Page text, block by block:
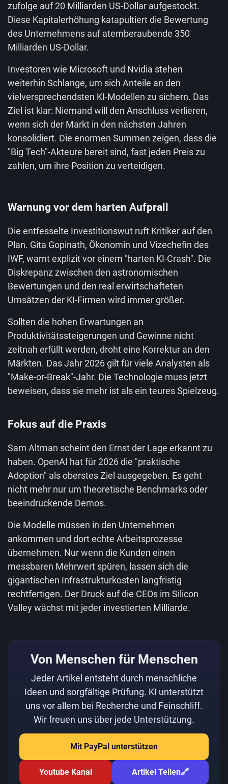
zufolge auf 20 Milliarden US-Dollar aufgestockt.
Diese Kapitalerhöhung katapultiert die Bewertung
des Unternehmens auf atemberaubende 350
Milliarden US-Dollar.
Investoren wie Microsoft und Nvidia stehen
weiterhin Schlange, um sich Anteile an den
vielversprechendsten KI-Modellen zu sichern. Das
Ziel ist klar: Niemand will den Anschluss verlieren,
wenn sich der Markt in den nächsten Jahren
konsolidiert. Die enormen Summen zeigen, dass die
"Big Tech"-Akteure bereit sind, fast jeden Preis zu
zahlen, um ihre Position zu verteidigen.
Warnung vor dem harten Aufprall
Die entfesselte Investitionswut ruft Kritiker auf den
Plan. Gita Gopinath, Ökonomin und Vizechefin des
IWF, warnt explizit vor einem "harten KI-Crash". Die
Diskrepanz zwischen den astronomischen
Bewertungen und den real erwirtschafteten
Umsätzen der KI-Firmen wird immer größer.
Sollten die hohen Erwartungen an
Produktivitätssteigerungen und Gewinne nicht
zeitnah erfüllt werden, droht eine Korrektur an den
Märkten. Das Jahr 2026 gilt für viele Analysten als
"Make-or-Break"-Jahr. Die Technologie muss jetzt
beweisen, dass sie mehr ist als ein teures Spielzeug.
Fokus auf die Praxis
Sam Altman scheint den Ernst der Lage erkannt zu
haben. OpenAI hat für 2026 die "praktische
Adoption" als oberstes Ziel ausgegeben. Es geht
nicht mehr nur um theoretische Benchmarks oder
beeindruckende Demos.
Die Modelle müssen in den Unternehmen
ankommen und dort echte Arbeitsprozesse
übernehmen. Nur wenn die Kunden einen
messbaren Mehrwert spüren, lassen sich die
gigantischen Infrastrukturkosten langfristig
rechtfertigen. Der Druck auf die CEOs im Silicon
Valley wächst mit jeder investierten Milliarde.
Von Menschen für Menschen
Jeder Artikel entsteht durch menschliche
Ideen und sorgfältige Prüfung. KI unterstützt
uns vor allem bei Recherche und Feinschliff.
Wir freuen uns über jede Unterstützung.
Mit PayPal unterstützen
Youtube Kanal Artikel Teilen🔗